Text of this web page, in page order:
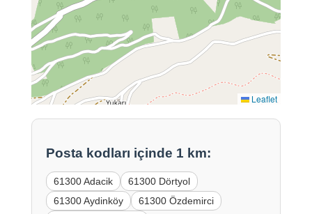
Leaflet
Posta kodları içinde 1 km:
61300 Adacik
61300 Dörtyol
61300 Aydinköy
61300 Özdemirci